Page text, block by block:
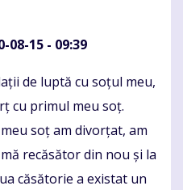
08-15 - 09:39
de luptă cu soțul meu,
cu primul meu soț.
soț am divorțat, am
recăsător din nou și la
căsătorie a existat un